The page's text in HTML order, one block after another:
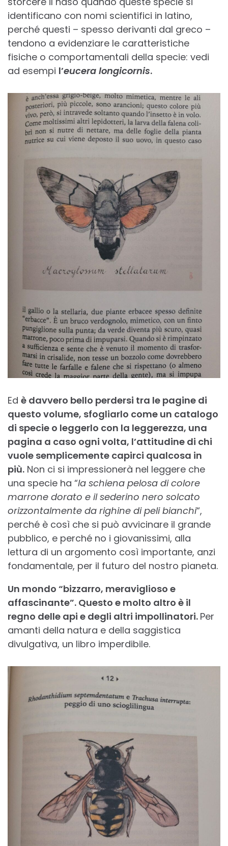
identificano con nomi scientifici in latino,
perché questi – spesso derivanti dal greco –
tendono a evidenziare le caratteristiche
fisiche o comportamentali della specie: vedi
ad esempi l’eucera longicornis.
Ed è davvero bello perdersi tra le pagine di
questo volume, sfogliarlo come un catalogo
di specie o leggerlo con la leggerezza, una
pagina a caso ogni volta, l’attitudine di chi
vuole semplicemente capirci qualcosa in
più. Non ci si impressionerà nel leggere che
una specie ha “la schiena pelosa di colore
marrone dorato e il sederino nero solcato
orizzontalmente da righine di peli bianchi“,
perché è così che si può avvicinare il grande
pubblico, e perché no i giovanissimi, alla
lettura di un argomento così importante, anzi
fondamentale, per il futuro del nostro pianeta.
Un mondo “bizzarro, meraviglioso e
affascinante”. Questo e molto altro è il
regno delle api e degli altri impollinatori. Per
amanti della natura e della saggistica
divulgativa, un libro imperdibile.